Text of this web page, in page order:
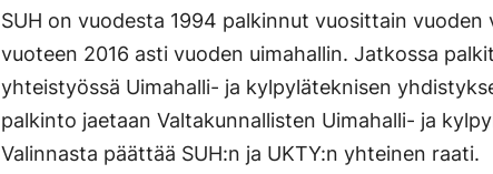
SUH on vuodesta 1994 palkinnut vuosittain vuoden
vuoteen 2016 asti vuoden uimahallin. Jatkossa
yhteistyössä Uimahalli- ja kylpyläteknisen
palkinto jaetaan Valtakunnallisten Uimahalli- ja
Valinnasta päättää SUH:n ja UKTY:n yhteinen raati.